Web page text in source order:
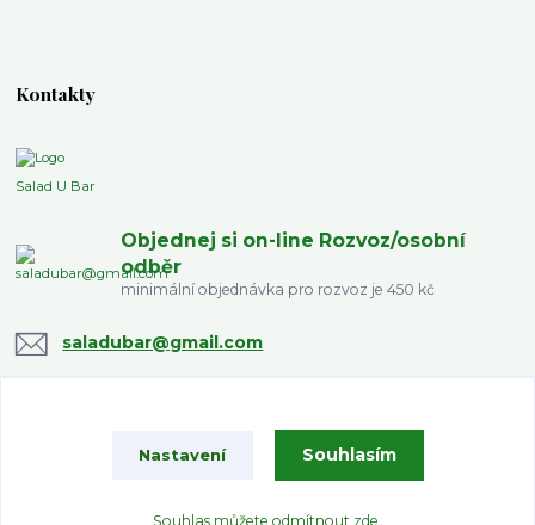
Kontakty
Salad U Bar
Objednej si on-line Rozvoz/osobní
odběr
minimální objednávka pro rozvoz je 450 kč
saladubar@gmail.com
Nastavení Souhlasím
Souhlas můžete odmítnout zde